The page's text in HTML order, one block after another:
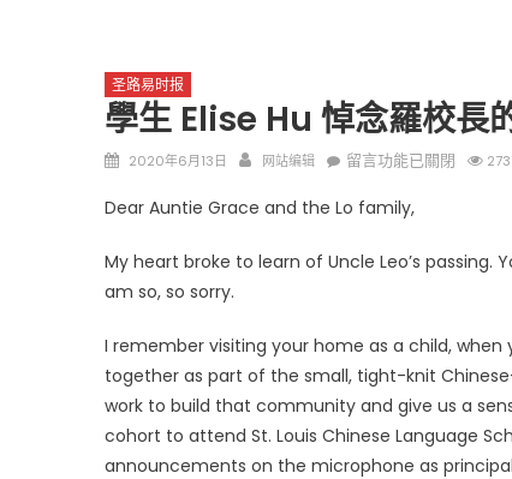
圣路易时报
學生 Elise Hu 悼念羅校長
Posted
2020年6月13日 Author
网站编辑
在
生
Hu
羅
校
長
的
信〉
留言功能已關閉
Dear Auntie Grace and the Lo family,
My heart broke to learn of Uncle Leo’s
am so, so sorry.
I remember visiting your home as a child,
together as part of the small, tight-knit
work to build that community and give us a
cohort to attend St. Louis Chinese Language
announcements on the microphone as